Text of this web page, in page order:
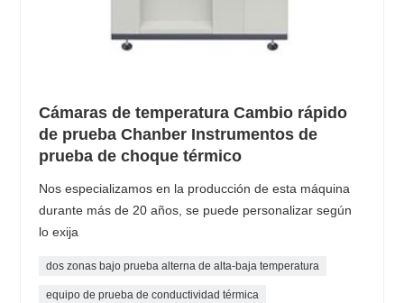
Cámaras de temperatura Cambio rápido
de prueba Chanber Instrumentos de
prueba de choque térmico
Nos especializamos en la producción de esta máquina
durante más de 20 años, se puede personalizar según
lo exija
dos zonas bajo prueba alterna de alta-baja temperatura
equipo de prueba de conductividad térmica